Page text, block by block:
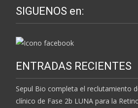
SIGUENOS en:
ENTRADAS RECIENTES
Sepul Bio completa el reclutamiento
clínico de Fase 2b LUNA para la